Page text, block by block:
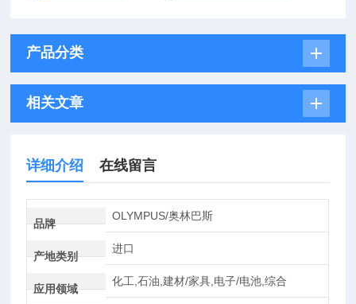
产品分类
相关文章
详细介绍 在线留言
品牌
OLYMPUS/奥林巴斯
产地类别
进口
应用领域
化工,石油,建材/家具,电子/电池,综合